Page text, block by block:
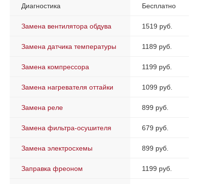
Диагностика Бесплатно
Замена вентилятора обдува 1519 руб.
Замена датчика температуры 1189 руб.
Замена компрессора 1199 руб.
Замена нагревателя оттайки 1099 руб.
Замена реле 899 руб.
Замена фильтра-осушителя 679 руб.
Замена электросхемы 899 руб.
Заправка фреоном 1199 руб.